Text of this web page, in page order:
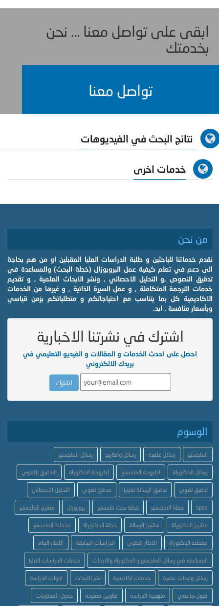
ابقى على تواصل معنا ... نحن
بخدمتك
تواصل معنا
نتائج البحث في الفيديوهات
خدمات اخرى
من نحن
نقدم خدماتنا للباحثين و طلبة الدراسات العليا المقبلين او من هم بحاجة
الى دعم في تعلم كيفية عمل البروبوزال (خطة البحث) والمساعدة في
تدقيق النصوص ,و التحليل الاحصائي , ونشر الابحاث العلمية , و تقديم
خدمات الترجمة المتكاملة , و عمل السيرة الذاتية , و غيرها من الخدمات
الاكاديمية كل بما يتناسب مع احتياجاتكم و متطلباتكم بزمن قياسي
وبأسعار منافسة . ابد.
اشترك في نشرتنا الاخبارية
احصل على احدث الخدمات و المقالات و الفيديو التعليمي في
بريدك الالكتروني
الوسوم
الماجستير رسائل علمية رسائل واطاريح رسائل الماجستير
رسائل الدكتوراة اطروحة الماجستير اطروحة الدكتوراة التدقيق اللغوي
تدقيق لغوي تدقيق الرسالة لغويا مدقق لغوي التحليل الاحصائي
spss خطة الماجستير خطة بحث ماجستير بروبوزال مقترح الماجستير
مقترح الدكتوراة مقترح الرسالة خطة الدكتوراة مخطط الماجستير
مخطط الدكتوراة الاطار النظري الدراسات السابقة الاطار العام
المساعدة في رسائل الماجستير و الدكتوراة والابحاث خدمات الدراسات العليا
رسائل وابحاث علمية خدمات اكاديمية نشر الابحاث ادوات الدراسة
قبول جامعي منهجية الدراسة عناوين مقترحة جدول المحتويات